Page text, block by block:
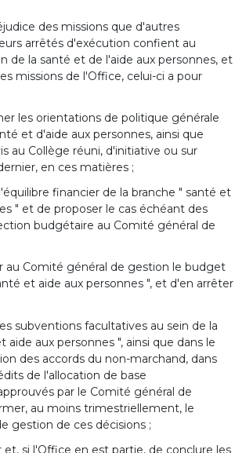
des missions que d'autres
arrêtés d'exécution confient au
de la santé et de l'aide aux personnes, et
missions de l'Office, celui-ci a pour
les orientations de politique générale
et d'aide aux personnes, ainsi que
au Collège réuni, d'initiative ou sur
en ces matières ;
financier de la branche " santé et
" et de proposer le cas échéant des
budgétaire au Comité général de
au Comité général de gestion le budget
et aide aux personnes ", et d'en arrêter
subventions facultatives au sein de la
aide aux personnes ", ainsi que dans le
des accords du non-marchand, dans
de l'allocation de base
par le Comité général de
au moins trimestriellement, le
gestion de ces décisions ;
et, si l'Office en est partie, de conclure les